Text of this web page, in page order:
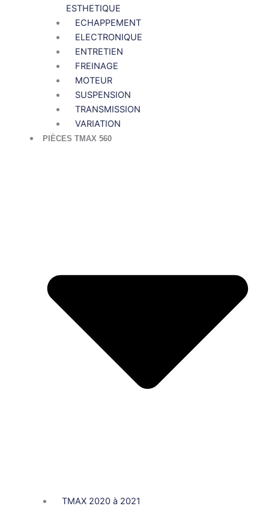
ESTHETIQUE
ECHAPPEMENT
ELECTRONIQUE
ENTRETIEN
FREINAGE
MOTEUR
SUSPENSION
TRANSMISSION
VARIATION
PIÈCES TMAX 560
TMAX 2020 à 2021